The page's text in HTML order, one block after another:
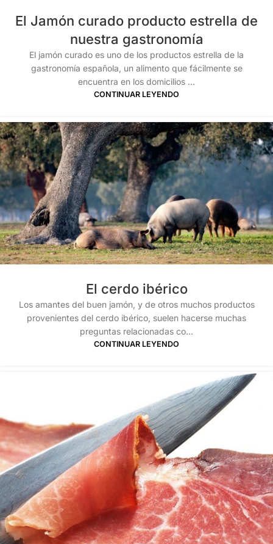
El Jamón curado producto estrella de
nuestra gastronomía
El jamón curado es uno de los productos estrella de la
gastronomía española, un alimento que fácilmente se
encuentra en los domicilios ...
CONTINUAR LEYENDO
El cerdo ibérico
Los amantes del buen jamón, y de otros muchos productos
provenientes del cerdo ibérico, suelen hacerse muchas
preguntas relacionadas co...
CONTINUAR LEYENDO